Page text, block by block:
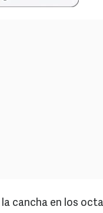
cancha en los